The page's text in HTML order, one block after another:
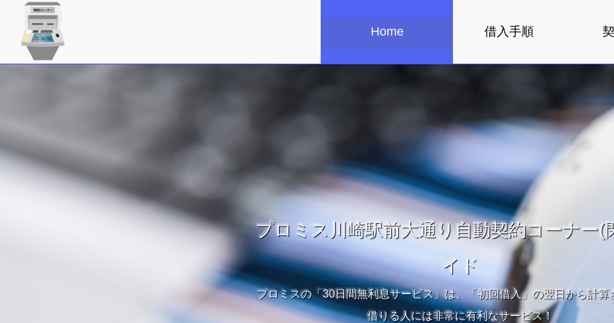
プロミス川崎駅前大通り自動契約コーナー(
イド
プロミスの「30日間無利息サービス」は、「初回借入」の翌日から計算
借りる人には非常に有利なサービス！
Home 借入手順